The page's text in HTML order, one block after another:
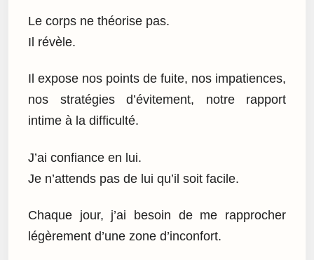
Le corps ne théorise pas.
Il révèle.
Il expose nos points de fuite, nos impatiences,
nos stratégies d’évitement, notre rapport
intime à la difficulté.
J’ai confiance en lui.
Je n’attends pas de lui qu’il soit facile.
Chaque jour, j’ai besoin de me rapprocher
légèrement d’une zone d’inconfort.